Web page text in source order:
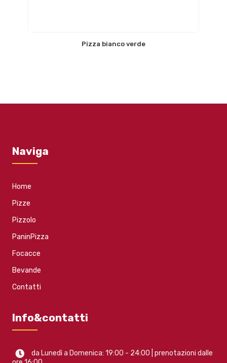
Pizza bianco verde
Naviga
Home
Pizze
Pizzolo
PaninPizza
Focacce
Bevande
Contatti
Info&contatti
da Lunedì a Domenica: 19:00 - 24:00 | prenotazioni dalle